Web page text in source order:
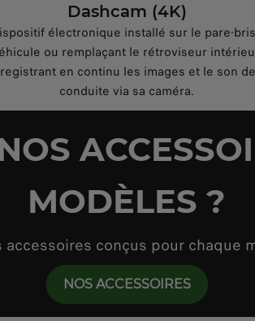
Dashcam (4K)
électronique installé sur le pare-
ou remplaçant le rétroviseur
en continu les images et le son
conduite via sa caméra.
MODÈLES ?
accessoires conçus pour chaque
NOS ACCESSOIRES